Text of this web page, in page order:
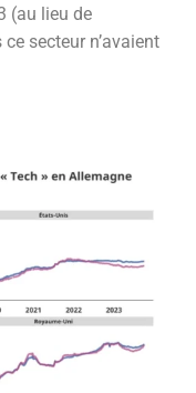
(au lieu de
secteur n’avaient